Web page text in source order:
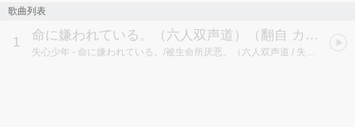
封面详情见评论（这里貌似发不了了）
歌曲列表
1 命に嫌われている。（六人双声道）（翻自 カンザキイオリ）
失心少年 - 命に嫌われている。/被生命所厌恶。（六人双声道 / 失心少年Remix）